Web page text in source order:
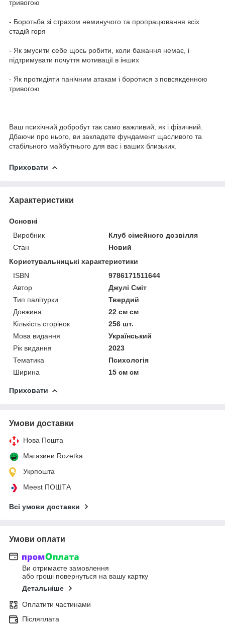
тривогою
- Боротьба зі страхом неминучого та пропрацювання всіх
стадій горя
- Як змусити себе щось робити, коли бажання немає, і
підтримувати почуття мотивації в інших
- Як протидіяти панічним атакам і боротися з повсякденною
тривогою
Ваш психічний добробут так само важливий, як і фізичний.
Дбаючи про нього, ви закладете фундамент щасливого та
стабільного майбутнього для вас і ваших близьких.
Приховати
Характеристики
Основні
Виробник
Клуб сімейного дозвілля
Стан
Новий
Користувальницькі характеристики
ISBN
9786171511644
Автор
Джулі Сміт
Тип палітурки
Твердий
Довжина:
22 см см
Кількість сторінок
256 шт.
Мова видання
Український
Рік видання
2023
Тематика
Психологія
Ширина
15 см см
Приховати
Умови доставки
Нова Пошта
Магазини Rozetka
Укрпошта
Meest ПОШТА
Всі умови доставки
Умови оплати
Ви отримаєте замовлення
або гроші повернуться на вашу картку
Детальніше
Оплатити частинами
Післяплата